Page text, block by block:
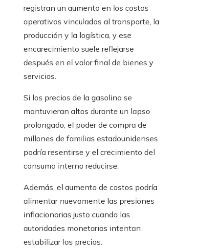
registran un aumento en los costos
operativos vinculados al transporte, la
producción y la logística, y ese
encarecimiento suele reflejarse
después en el valor final de bienes y
servicios.
Si los precios de la gasolina se
mantuvieran altos durante un lapso
prolongado, el poder de compra de
millones de familias estadounidenses
podría resentirse y el crecimiento del
consumo interno reducirse.
Además, el aumento de costos podría
alimentar nuevamente las presiones
inflacionarias justo cuando las
autoridades monetarias intentan
estabilizar los precios.